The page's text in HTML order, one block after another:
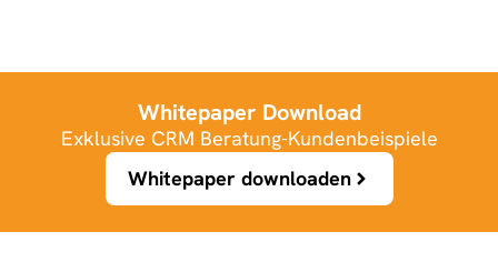
Whitepaper Download
Exklusive CRM Beratung-Kundenbeispiele
Whitepaper downloaden